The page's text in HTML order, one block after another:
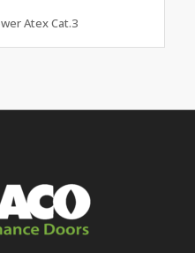
Atex Cat.3